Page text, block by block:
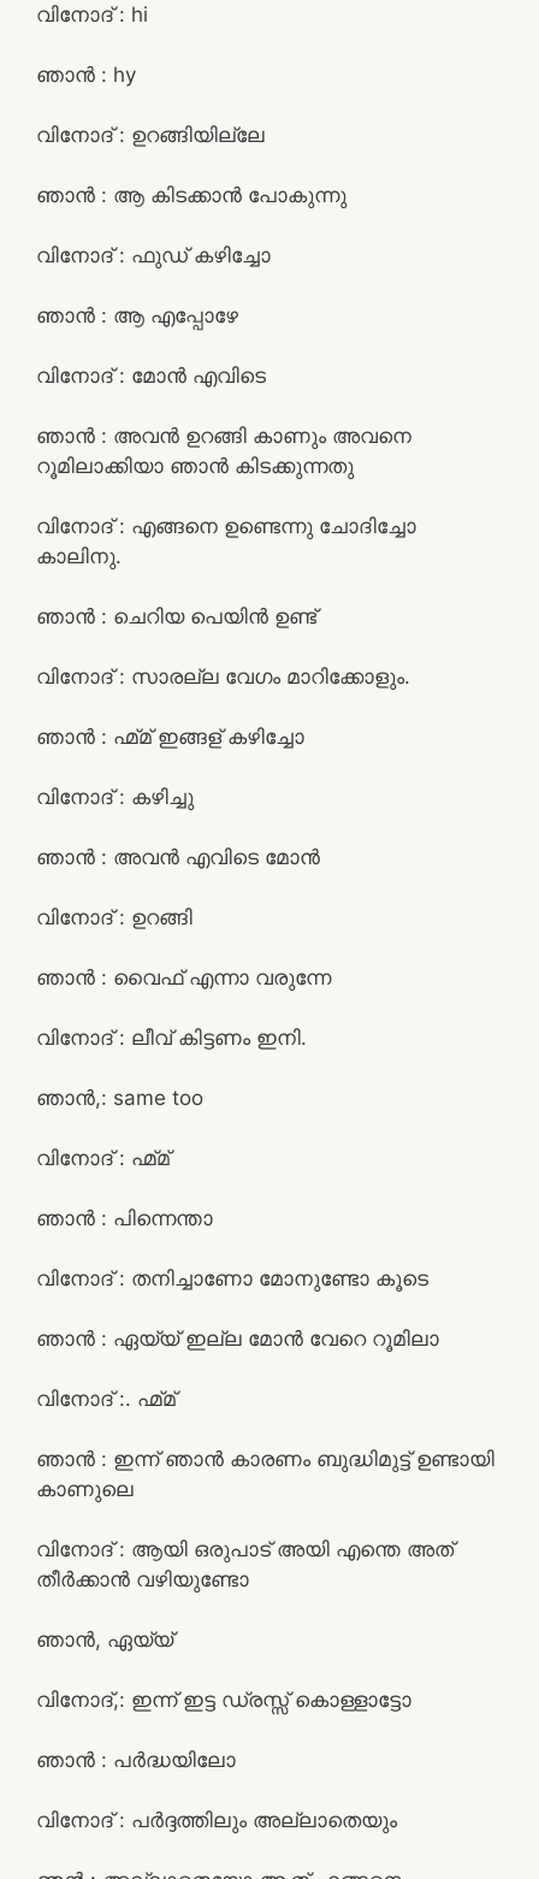
വിനോദ് : hi
ഞാൻ : hy
വിനോദ് : ഉറങ്ങിയില്ലേ
ഞാൻ : ആ കിടക്കാൻ പോകുന്നു
വിനോദ് : ഫുഡ്‌ കഴിച്ചോ
ഞാൻ : ആ എപ്പോഴേ
വിനോദ് : മോൻ എവിടെ
ഞാൻ : അവൻ ഉറങ്ങി കാണും അവനെ
റൂമിലാക്കിയാ ഞാൻ കിടക്കുന്നതു
വിനോദ് : എങ്ങനെ ഉണ്ടെന്നു ചോദിച്ചോ
കാലിനു.
ഞാൻ : ചെറിയ പെയിൻ ഉണ്ട്
വിനോദ് : സാരല്ല വേഗം മാറിക്കോളും.
ഞാൻ : ഹ്മ്മ് ഇങ്ങള് കഴിച്ചോ
വിനോദ് : കഴിച്ചു
ഞാൻ : അവൻ എവിടെ മോൻ
വിനോദ് : ഉറങ്ങി
ഞാൻ : വൈഫ്‌ എന്നാ വരുന്നേ
വിനോദ് : ലീവ് കിട്ടണം ഇനി.
ഞാൻ,: same too
വിനോദ് : ഹ്മ്മ്
ഞാൻ : പിന്നെന്താ
വിനോദ് : തനിച്ചാണോ മോനുണ്ടോ കൂടെ
ഞാൻ : ഏയ്യ് ഇല്ല മോൻ വേറെ റൂമിലാ
വിനോദ് :. ഹ്മ്മ്
ഞാൻ : ഇന്ന് ഞാൻ കാരണം ബുദ്ധിമുട്ട് ഉണ്ടായി
കാണുലെ
വിനോദ് : ആയി ഒരുപാട് അയി എന്തെ അത്
തീർക്കാൻ വഴിയുണ്ടോ
ഞാൻ, ഏയ്യ്
വിനോദ്,: ഇന്ന് ഇട്ട ഡ്രസ്സ്‌ കൊള്ളാട്ടോ
ഞാൻ : പർദ്ധയിലോ
വിനോദ് : പർദ്ദത്തിലും അല്ലാതെയും